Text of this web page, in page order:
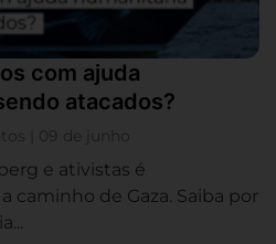
com ajuda
atacados?
| 09 de junho
e ativistas é
caminho de Gaza. Saiba por